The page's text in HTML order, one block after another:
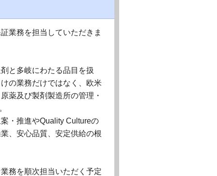
業務を担当していただきま
と多岐にわたる品目を扱
の業務だけではなく、欧米
薬及び製剤製造所の管理・
・推進やQuality Cultureの
、安心品質、安定供給の根
務を順次担当いただく予定